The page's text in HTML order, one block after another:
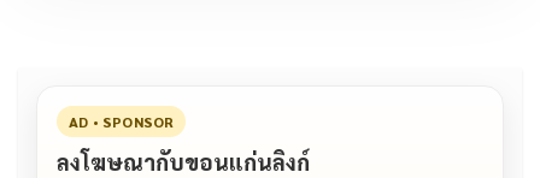
AD • SPONSOR
ลงโฆษณากับขอนแก่นลิงก์